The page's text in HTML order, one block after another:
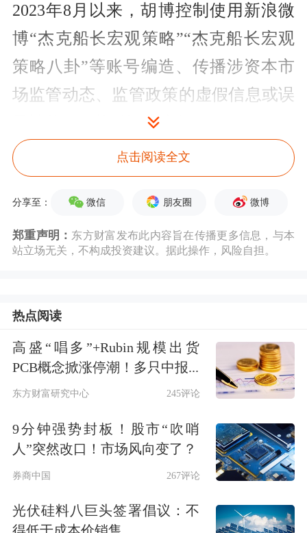
2023年8月以来，胡博控制使用新浪微
博“杰克船长宏观策略”“杰克船长宏观
策略八卦”等账号编造、传播涉资本市
场监管动态、监管政策的虚假信息或误
导性信息，扰乱证券市场。
上述违法事实，有胡博等相关人员询问
笔录、媒体平台数据、信息发布设备信
以认定。
十六条第一款的规定，构成《证券法》
第一百九十三条第一款所述的编造、传
播虚假信息行为。
节与社会危害程度，依据《证券法》第
一百九十三条第一款，我会决定：对胡
点击阅读全文
分享至： 微信 朋友圈 微博
郑重声明： 东方财富发布此内容旨在传播更多信息，与本
站立场无关，不构成投资建议。据此操作，风险自担。
热点阅读
高盛“唱多”+Rubin规模出货
PCB概念掀涨停潮！多只中报...
东方财富研究中心 245评论
9分钟强势封板！股市“吹哨
人”突然改口！市场风向变了？
券商中国 267评论
光伏硅料八巨头签署倡议：不